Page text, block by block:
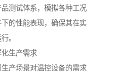
测试体系，模拟各种工况
的性能表现，确保其在实
。
生产需求
产场景对温控设备的需求